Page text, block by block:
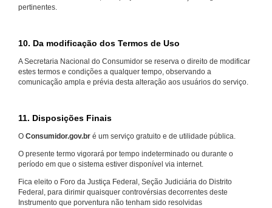
pertinentes.
10. Da modificação dos Termos de Uso
A Secretaria Nacional do Consumidor se reserva o direito de modificar
estes termos e condições a qualquer tempo, observando a
comunicação ampla e prévia desta alteração aos usuários do serviço.
11. Disposições Finais
O Consumidor.gov.br é um serviço gratuito e de utilidade pública.
O presente termo vigorará por tempo indeterminado ou durante o
período em que o sistema estiver disponível via internet.
Fica eleito o Foro da Justiça Federal, Seção Judiciária do Distrito
Federal, para dirimir quaisquer controvérsias decorrentes deste
Instrumento que porventura não tenham sido resolvidas